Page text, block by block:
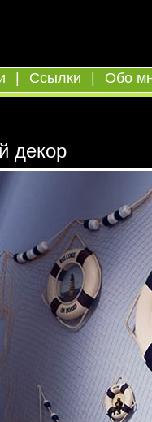
Ссылки Обо
декор